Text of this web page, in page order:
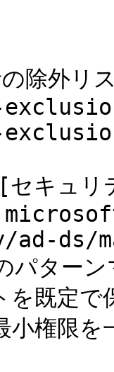
の除外
キュリ
ds/
ーンマ
を既定
小権限